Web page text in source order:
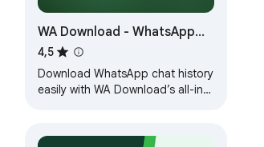
WA Download - WhatsApp
Chat Downloader Extension
4,5
Download WhatsApp chat history
easily with WA Download’s all-in-